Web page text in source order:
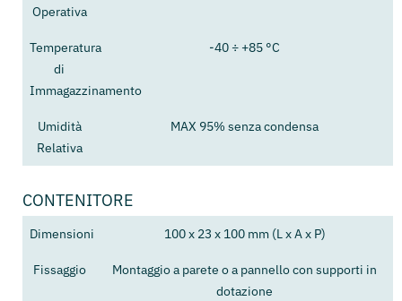
Operativa
Temperatura
di
Immagazzinamento
-40 ÷ +85 °C
Umidità
Relativa
MAX 95% senza condensa
CONTENITORE
Dimensioni 100 x 23 x 100 mm (L x A x P)
Fissaggio
Montaggio a parete o a pannello con supporti in
dotazione